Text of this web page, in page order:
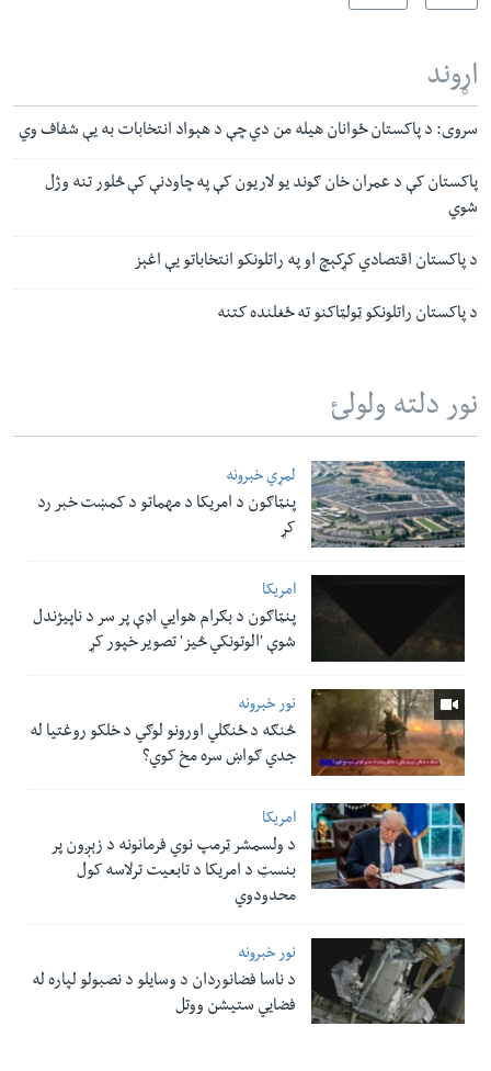
اړوند
سروی: د پاکستان ځوانان هیله من دي چې د هېواد انتخابات به یې شفاف وي
پاکستان کې د عمران خان ګوند یو لاریون کې په چاودنې کې څلور تنه وژل
شوي
د پاکستان اقتصادي کړکېچ او په راتلونکو انتخاباتو یې اغېز
د پاکستان راتلونکو ټولټاکنو ته ځغلنده کتنه
نور دلته ولولئ
لمړي خبرونه
پنټاګون د امریکا د مهماتو د کمښت خبر رد
کړ
امریکا
پنټاګون د بګرام هوایي اډې پر سر د ناپيژندل
شوې 'الوتونکي څيز' تصویر خپور کړ
نور خبرونه
څنګه د ځنګلي اورونو لوګي د خلکو روغتیا له
جدي ګواښ سره مخ کوي؟
امریکا
د ولسمشر ټرمپ نوي فرمانونه د زېږون پر
بنسټ د امریکا د تابعیت ترلاسه کول
محدودوي
نور خبرونه
د ناسا فضانوردان د وسایلو د نصبولو لپاره له
فضایي ستیشن ووتل